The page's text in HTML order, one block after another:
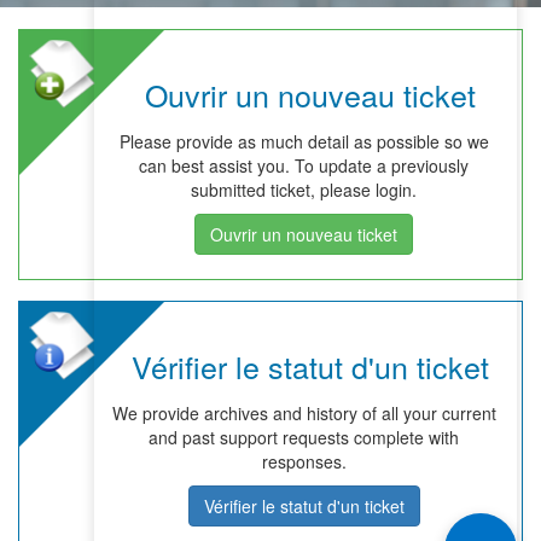
Ouvrir un nouveau ticket
Please provide as much detail as possible so we
can best assist you. To update a previously
submitted ticket, please login.
Ouvrir un nouveau ticket
Vérifier le statut d'un ticket
We provide archives and history of all your current
and past support requests complete with
responses.
Vérifier le statut d'un ticket